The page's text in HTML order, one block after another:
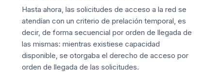
Hasta ahora, las solicitudes de acceso a la red se
atendían con un criterio de prelación temporal, es
decir, de forma secuencial por orden de llegada de
las mismas: mientras existiese capacidad
disponible, se otorgaba el derecho de acceso por
orden de llegada de las solicitudes.